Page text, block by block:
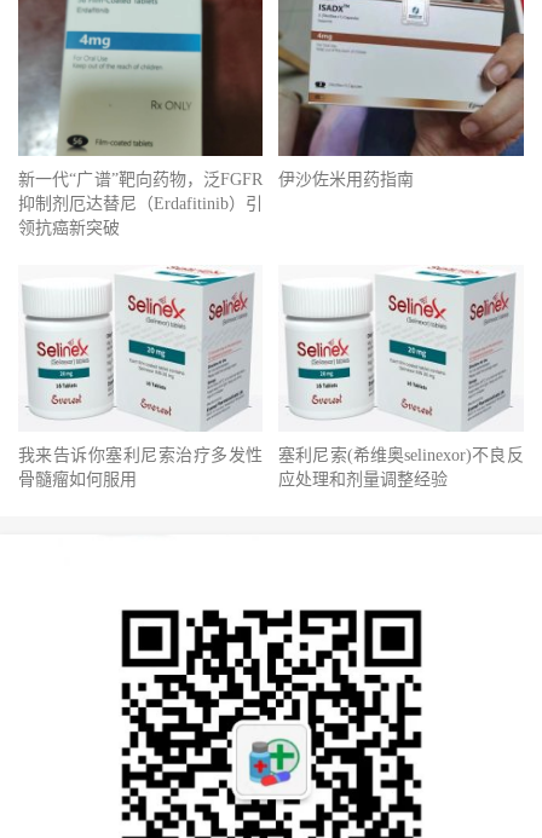
新一代“广谱”靶向药物，泛FGFR
抑制剂厄达替尼（Erdafitinib）引
领抗癌新突破
伊沙佐米用药指南
我来告诉你塞利尼索治疗多发性
骨髓瘤如何服用
塞利尼索(希维奥selinexor)不良反
应处理和剂量调整经验